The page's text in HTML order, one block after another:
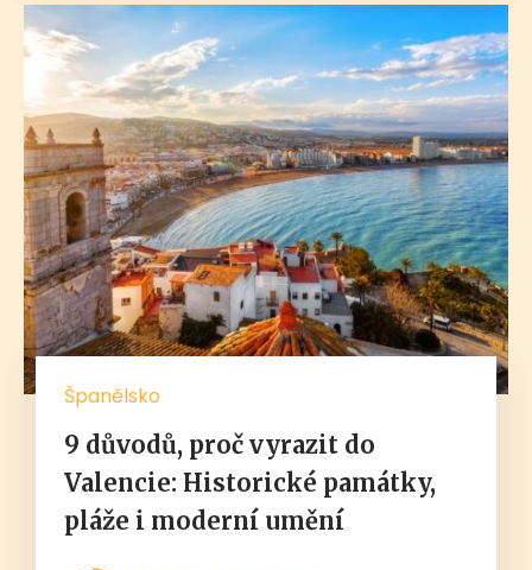
Španělsko
9 důvodů, proč vyrazit do
Valencie: Historické památky,
pláže i moderní umění